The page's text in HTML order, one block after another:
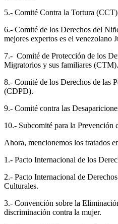
5.- Comité Contra la Tortura
6.- Comité de los Derechos del
mejores expertos es el venezolano
7.- Comité de Protección de los
Migratorios y sus familiares (CTM).
8.- Comité de los Derechos de las
(CDPD).
9.- Comité contra las
10.- Subcomité para la Prevención
Ahora, mencionemos los tratados
1.- Pacto Internacional de los
2.- Pacto Internacional de
Culturales.
3.- Convención sobre la
discriminación contra la mujer.